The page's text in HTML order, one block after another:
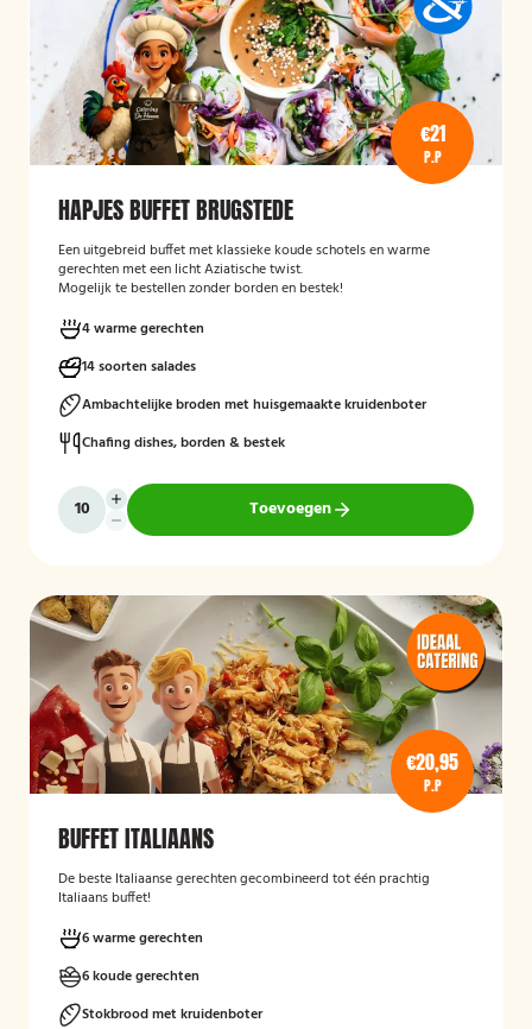
€21
P.P
HAPJES BUFFET BRUGSTEDE
Een uitgebreid buffet met klassieke koude schotels en warme
gerechten met een licht Aziatische twist.
Mogelijk te bestellen zonder borden en bestek!
4 warme gerechten
14 soorten salades
Ambachtelijke broden met huisgemaakte kruidenboter
Chafing dishes, borden & bestek
Toevoegen
€20,95
P.P
BUFFET ITALIAANS
De beste Italiaanse gerechten gecombineerd tot één prachtig
Italiaans buffet!
6 warme gerechten
6 koude gerechten
Stokbrood met kruidenboter